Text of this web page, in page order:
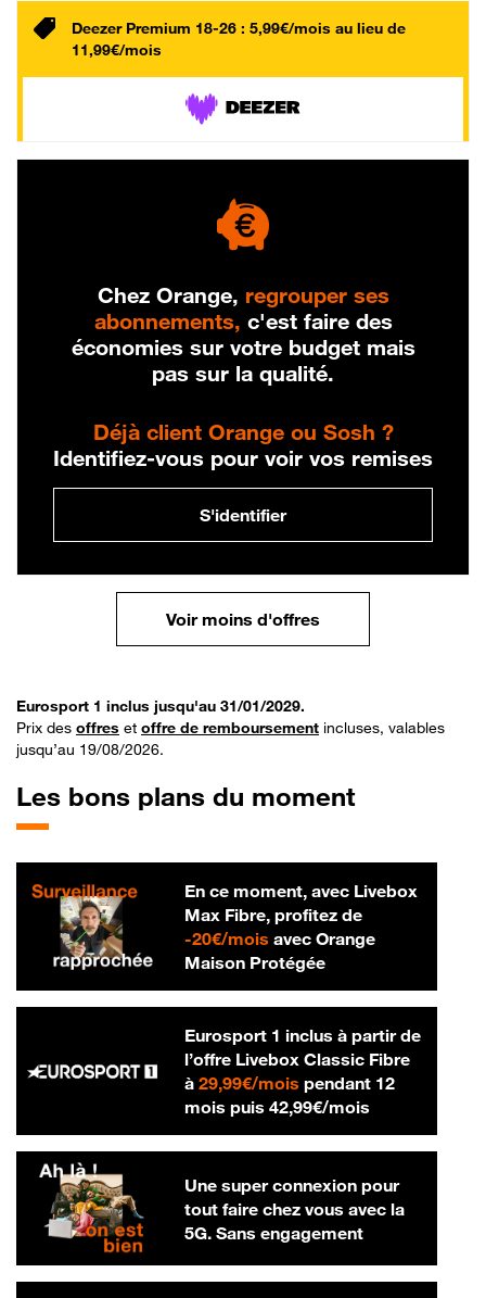
Deezer Premium 18-26 : 5,99€/mois au lieu de
11,99€/mois
Chez Orange, regrouper ses
abonnements, c'est faire des
économies sur votre budget mais
pas sur la qualité.
Déjà client Orange ou Sosh ?
Identifiez-vous pour voir vos remises
S'identifier
Voir moins d'offres
Eurosport 1 inclus jusqu'au 31/01/2029.
Prix des offres et offre de remboursement incluses, valables
jusqu’au 19/08/2026.
Les bons plans du moment
En ce moment, avec Livebox
Max Fibre, profitez de
-20€/mois20 € par mois
avec Orange
Maison Protégée
Eurosport 1 inclus à partir de
l’offre Livebox Classic Fibre
à 29,99€/mois29,99 € par mois
pendant 12
mois puis 42,99€/mois42,99 € par
Une super connexion pour
tout faire chez vous avec la
5G. Sans engagement